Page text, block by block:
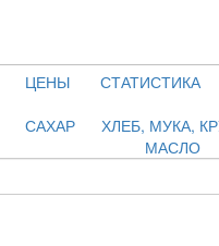
ЦЕНЫ
СТАТИСТИКА
САХАР
ХЛЕБ, МУКА,
МАСЛО